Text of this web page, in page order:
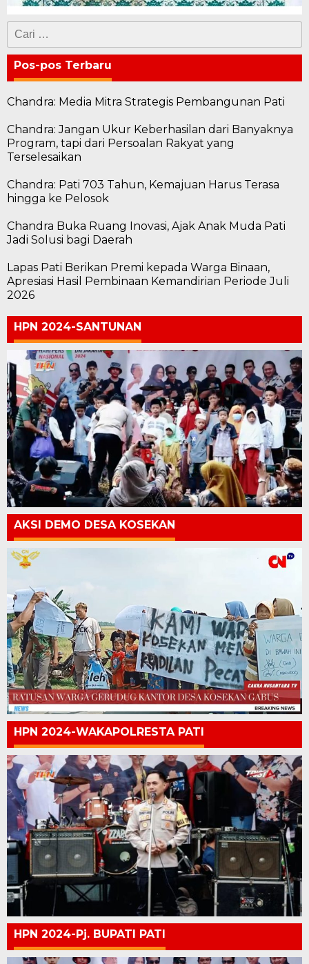
Cari
untuk:
Pos-pos Terbaru
Chandra: Media Mitra Strategis Pembangunan Pati
Chandra: Jangan Ukur Keberhasilan dari Banyaknya
Program, tapi dari Persoalan Rakyat yang
Terselesaikan
Chandra: Pati 703 Tahun, Kemajuan Harus Terasa
hingga ke Pelosok
Chandra Buka Ruang Inovasi, Ajak Anak Muda Pati
Jadi Solusi bagi Daerah
Lapas Pati Berikan Premi kepada Warga Binaan,
Apresiasi Hasil Pembinaan Kemandirian Periode Juli
2026
HPN 2024-SANTUNAN
AKSI DEMO DESA KOSEKAN
HPN 2024-WAKAPOLRESTA PATI
HPN 2024-Pj. BUPATI PATI